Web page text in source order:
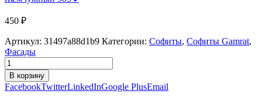
450 ₽
Артикул: 31497a88d1b9 Категории: Софиты, Софиты Gamrat,
Фасады
В корзину
FacebookTwitterLinkedInGoogle PlusEmail